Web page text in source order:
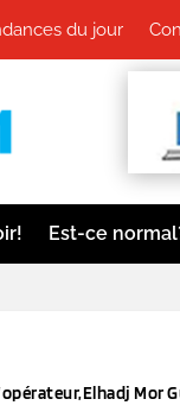
du jour
Est-ce